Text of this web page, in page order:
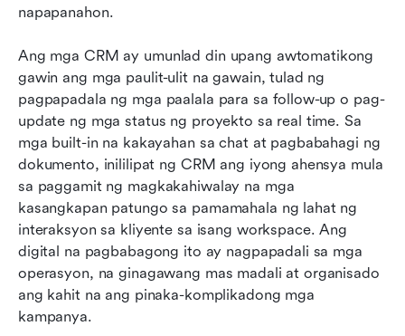
napapanahon.
Ang mga CRM ay umunlad din upang awtomatikong
gawin ang mga paulit-ulit na gawain, tulad ng
pagpapadala ng mga paalala para sa follow-up o pag-
update ng mga status ng proyekto sa real time. Sa
mga built-in na kakayahan sa chat at pagbabahagi ng
dokumento, inililipat ng CRM ang iyong ahensya mula
sa paggamit ng magkakahiwalay na mga
kasangkapan patungo sa pamamahala ng lahat ng
interaksyon sa kliyente sa isang workspace. Ang
digital na pagbabagong ito ay nagpapadali sa mga
operasyon, na ginagawang mas madali at organisado
ang kahit na ang pinaka-komplikadong mga
kampanya.